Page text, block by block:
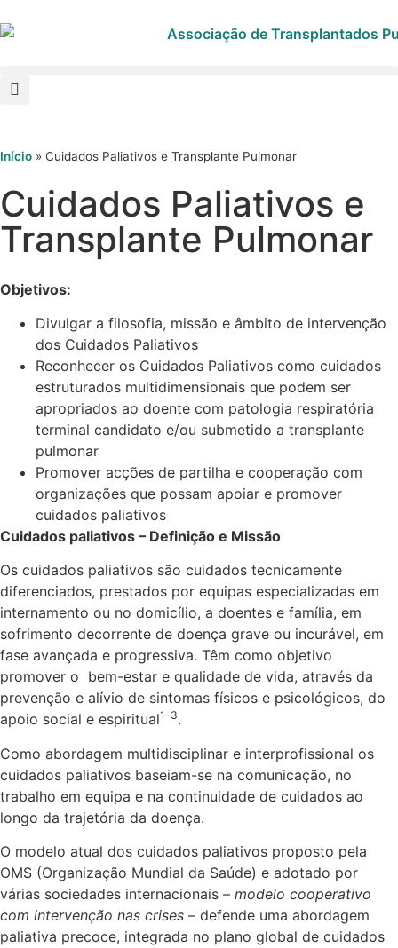
Início » Cuidados Paliativos e Transplante Pulmonar
Cuidados Paliativos e
Transplante Pulmonar
Objetivos:
Divulgar a filosofia, missão e âmbito de intervenção
dos Cuidados Paliativos
Reconhecer os Cuidados Paliativos como cuidados
estruturados multidimensionais que podem ser
apropriados ao doente com patologia respiratória
terminal candidato e/ou submetido a transplante
pulmonar
Promover acções de partilha e cooperação com
organizações que possam apoiar e promover
cuidados paliativos
Cuidados paliativos – Definição e Missão
Os cuidados paliativos são cuidados tecnicamente
diferenciados, prestados por equipas especializadas em
internamento ou no domicílio, a doentes e família, em
sofrimento decorrente de doença grave ou incurável, em
fase avançada e progressiva. Têm como objetivo
promover o bem-estar e qualidade de vida, através da
prevenção e alívio de sintomas físicos e psicológicos, do
apoio social e espiritual1–3.
Como abordagem multidisciplinar e interprofissional os
cuidados paliativos baseiam-se na comunicação, no
trabalho em equipa e na continuidade de cuidados ao
longo da trajetória da doença.
O modelo atual dos cuidados paliativos proposto pela
OMS (Organização Mundial da Saúde) e adotado por
várias sociedades internacionais – modelo cooperativo
com intervenção nas crises – defende uma abordagem
paliativa precoce, integrada no plano global de cuidados